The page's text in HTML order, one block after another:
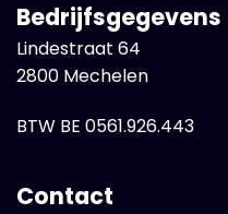
Bedrijfsgegevens
Lindestraat 64
2800 Mechelen
BTW BE 0561.926.443
Contact